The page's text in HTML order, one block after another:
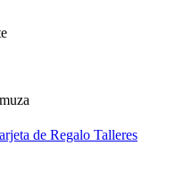
de Regalo Talleres